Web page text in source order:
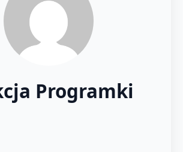
Programki